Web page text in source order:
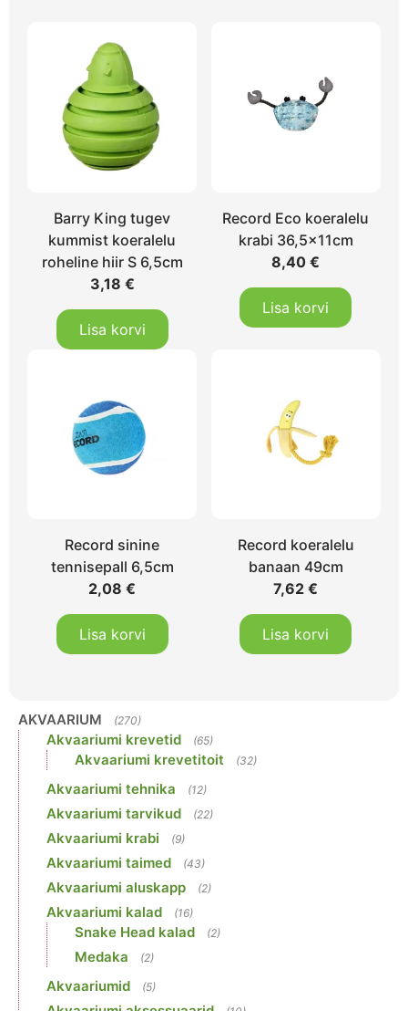
Barry King tugev
kummist koeralelu
roheline hiir S 6,5cm
3,18 €
Lisa korvi
Record Eco koeralelu
krabi 36,5x11cm
8,40€
Lisa korvi
Record sinine
tennisepall 6,5cm
2,08€
Lisa korvi
Record koeralelu
banaan 49cm
7,62€
Lisa korvi
AKVAARIUM (270)
Akvaariumi krevetid (65)
Akvaariumi krevetitoit (32)
Akvaariumi tehnika (12)
Akvaariumi tarvikud (22)
Akvaariumi krabi (9)
Akvaariumi taimed (43)
Akvaariumi aluskapp (2)
Akvaariumi kalad (16)
Snake Head kalad (2)
Medaka (2)
Akvaariumid (5)